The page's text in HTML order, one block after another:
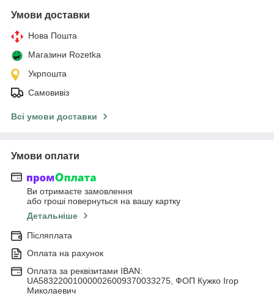
Умови доставки
Нова Пошта
Магазини Rozetka
Укрпошта
Самовивіз
Всі умови доставки
Умови оплати
Ви отримаєте замовлення
або гроші повернуться на вашу картку
Детальніше
Післяплата
Оплата на рахунок
Оплата за реквізитами IBAN:
UA583220010000026009370033275, ФОП Кужко Ігор
Миколаевич